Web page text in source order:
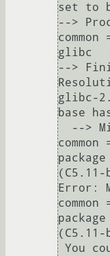
set to
-->
glibc
-->
glibc-
base
(C5.11-
Error:
(C5.11-